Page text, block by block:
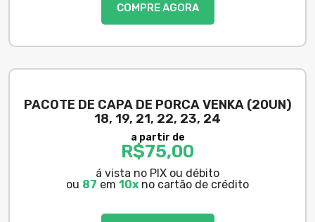
COMPRE AGORA
PACOTE DE CAPA DE PORCA VENKA (20UN)
18, 19, 21, 22, 23, 24
a partir de
R$75,00
á vista no PIX ou débito
ou 87 em 10x no cartão de crédito